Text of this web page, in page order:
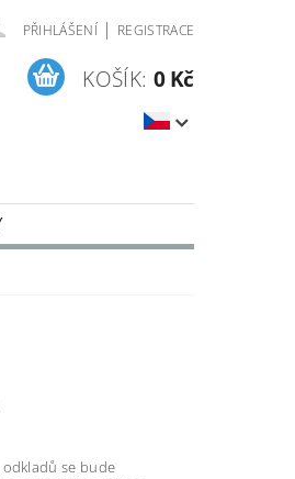
PŘIHLÁŠENÍ | REGISTRACE
KOŠÍK: 0 Kč
se bude